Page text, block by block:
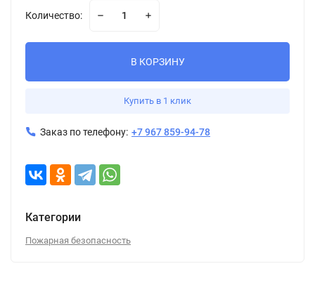
Количество:
В КОРЗИНУ
Купить в 1 клик
Заказ по телефону: +7 967 859-94-78
Категории
Пожарная безопасность